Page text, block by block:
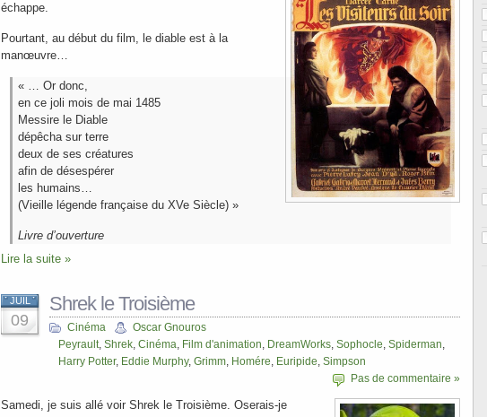
échappe.
Pourtant, au début du film, le diable est à la
manœuvre…
« … Or donc,
en ce joli mois de mai 1485
Messire le Diable
dépêcha sur terre
deux de ses créatures
afin de désespérer
les humains…
(Vieille légende française du XVe Siècle) »
Livre d’ouverture
Lire la suite »
JUIL
09
Shrek le Troisième
Cinéma
Oscar Gnouros
Peyrault, Shrek, Cinéma, Film d'animation, DreamWorks, Sophocle, Spiderman,
Harry Potter, Eddie Murphy, Grimm, Homére, Euripide, Simpson
Pas de commentaire »
Samedi, je suis allé voir Shrek le Troisième. Oserais-je